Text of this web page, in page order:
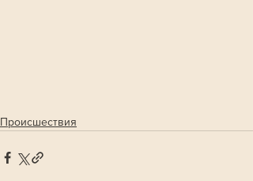
Происшествия